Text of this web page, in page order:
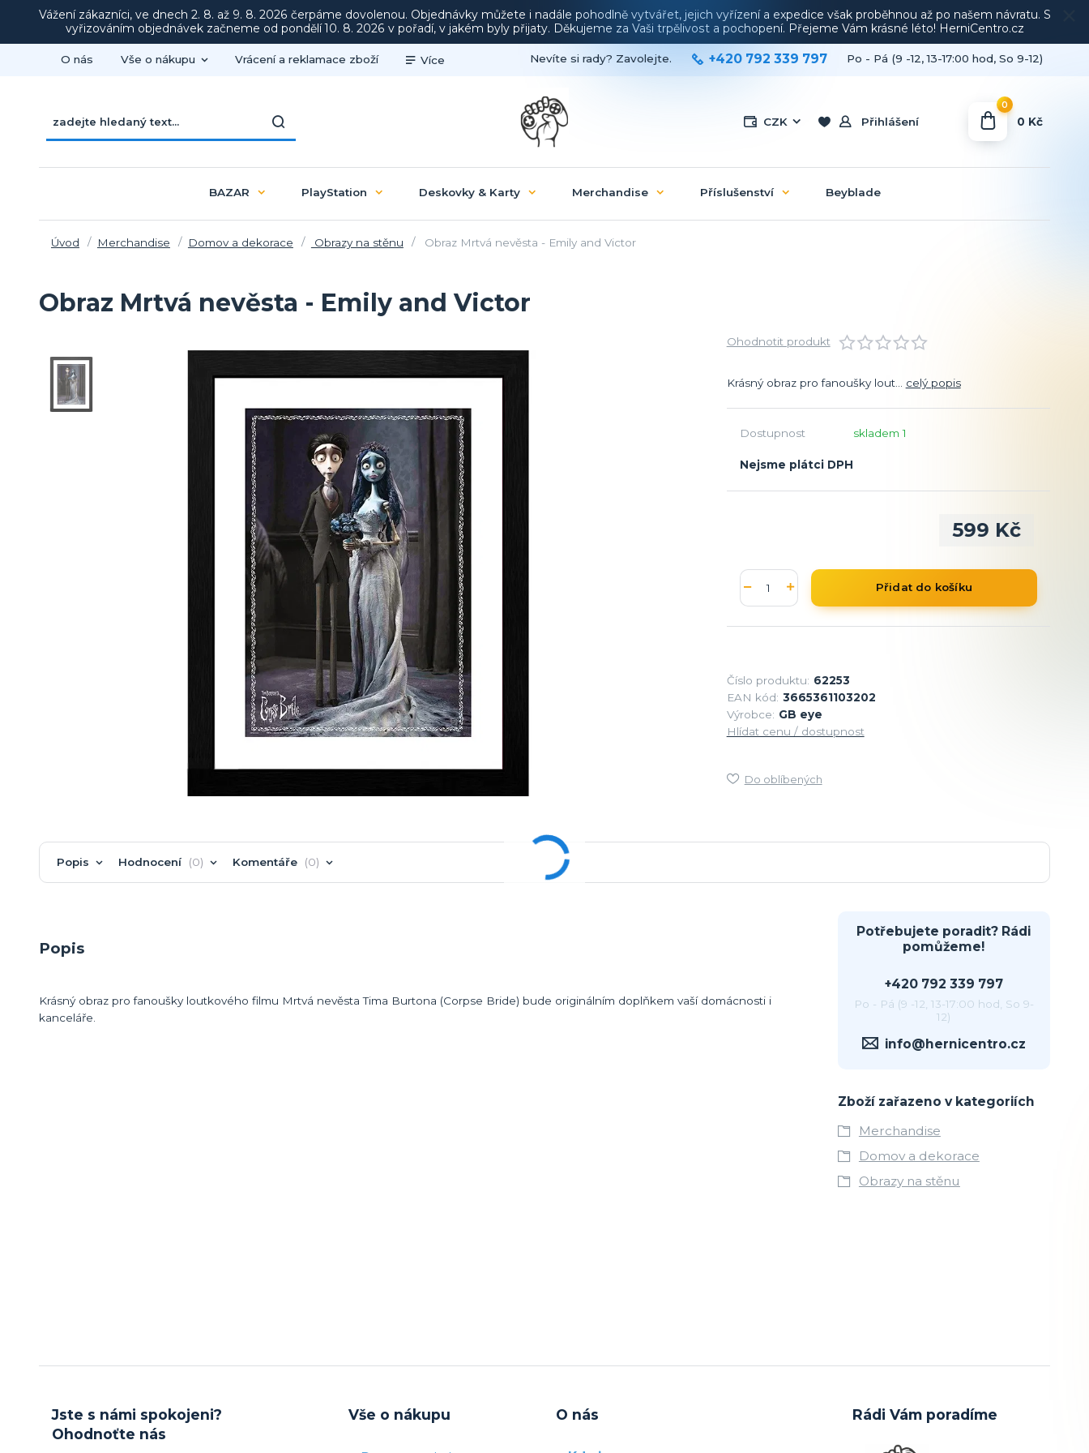
Vážení zákazníci, ve dnech 2. 8. až 9. 8. 2026 čerpáme dovolenou. Objednávky můžete i nadále pohodlně vytvářet, jejich vyřízení a expedice však proběhnou až po našem návratu. S
vyřizováním objednávek začneme od pondělí 10. 8. 2026 v pořadí, v jakém byly přijaty. Děkujeme za Vaši trpělivost a pochopení. Přejeme Vám krásné léto! HerniCentro.cz
O nás Vše o nákupu Vrácení a reklamace zboží Více
CZK Přihlášení
Nevíte si rady? Zavolejte. +420 792 339 797 Po - Pá (9 -12, 13-17:00 hod, So 9-12)
0
0 Kč
BAZAR PlayStation Deskovky & Karty Merchandise Příslušenství Beyblade
Úvod Merchandise Domov a dekorace Obrazy na stěnu Obraz Mrtvá nevěsta - Emily and Victor
Obraz Mrtvá nevěsta - Emily and Victor
Ohodnotit produkt
Krásný obraz pro fanoušky lout... celý popis
Dostupnost skladem 1
Nejsme plátci DPH
599 Kč
Přidat do košíku
Číslo produktu: 62253
EAN kód: 3665361103202
Výrobce: GB eye
Hlídat cenu / dostupnost
Do oblíbených
Popis Hodnocení 0 Komentáře 0
Popis
Krásný obraz pro fanoušky loutkového filmu Mrtvá nevěsta Tima Burtona (Corpse Bride) bude originálním doplňkem vaší domácnosti i
kanceláře.
Potřebujete poradit? Rádi
pomůžeme!
+420 792 339 797
Po - Pá (9 -12, 13-17:00 hod, So 9-
12)
info@hernicentro.cz
Zboží zařazeno v kategoriích
Merchandise
Domov a dekorace
Obrazy na stěnu
Jste s námi spokojeni?
Ohodnoťte nás
Vše o nákupu O nás Rádi Vám poradíme